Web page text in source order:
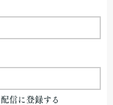
信に登録する